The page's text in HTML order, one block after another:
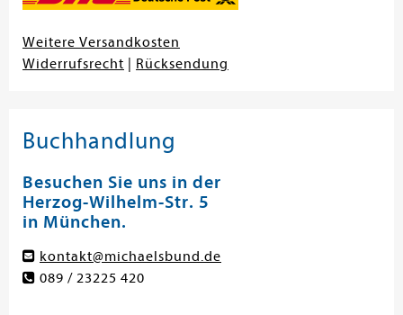
Weitere Versandkosten
Widerrufsrecht
Rücksendung
Buchhandlung
Besuchen Sie uns in der
Herzog-Wilhelm-Str. 5
in München.
kontakt@michaelsbund.de
089 / 23225 420